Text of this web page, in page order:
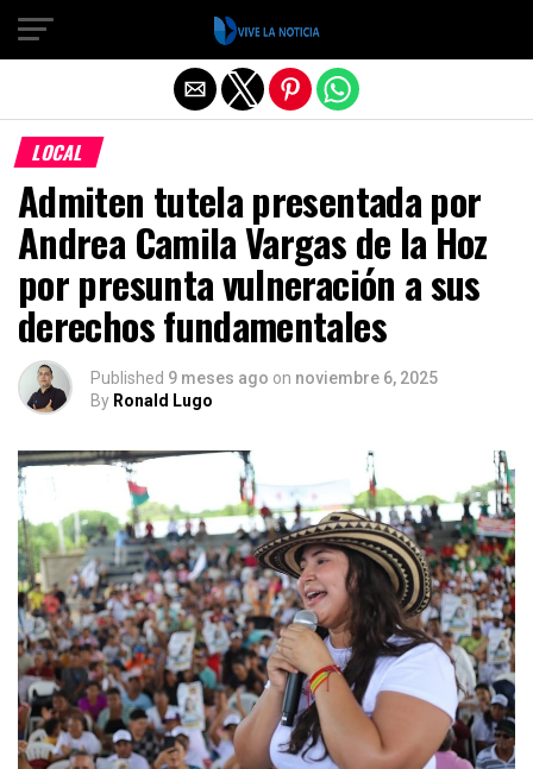
LOCAL
Admiten tutela presentada por
Andrea Camila Vargas de la Hoz
por presunta vulneración a sus
derechos fundamentales
Published 9 meses ago on noviembre 6, 2025
By Ronald Lugo
Salir de la versión móvil